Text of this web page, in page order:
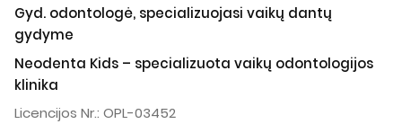
Gyd. odontologė, specializuojasi vaikų dantų
gydyme
Neodenta Kids – specializuota vaikų odontologijos
klinika
Licencijos Nr.: OPL-03452